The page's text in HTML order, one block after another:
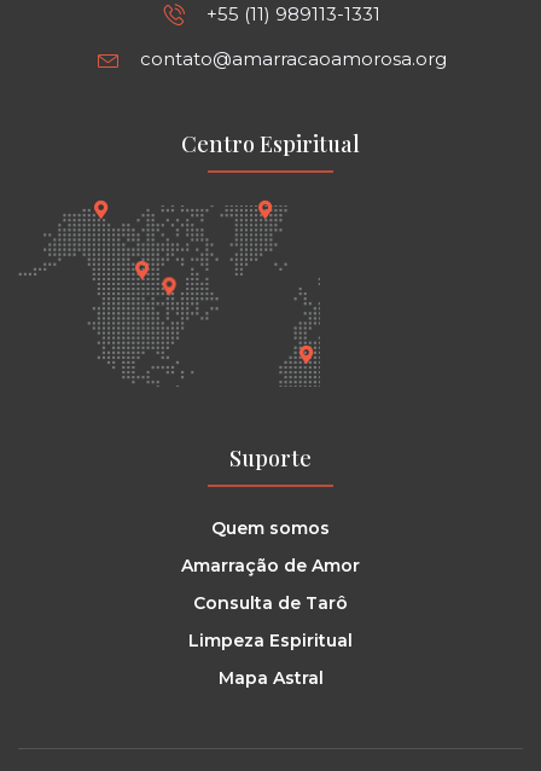
+55 (11) 989113-1331
contato@amarracaoamorosa.org
Centro Espiritual
Suporte
Quem somos
Amarração de Amor
Consulta de Tarô
Limpeza Espiritual
Mapa Astral